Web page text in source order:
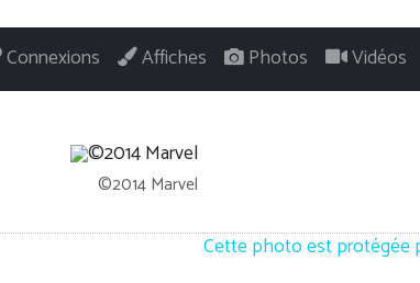
Connexions Affiches Photos Vidéos
©2014 Marvel
Cette photo est protégée